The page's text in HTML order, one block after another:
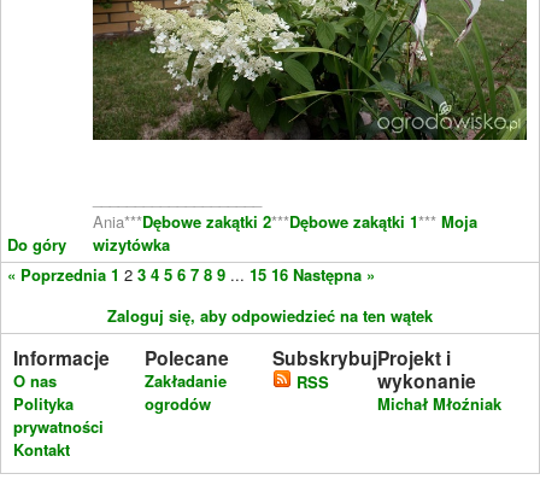
Do góry
Ania***Dębowe zakątki 2***Dębowe zakątki 1*** Moja
wizytówka
« Poprzednia 1 2 3 4 5 6 7 8 9 ... 15 16 Następna »
Zaloguj się, aby odpowiedzieć na ten wątek
Informacje
O nas
Polityka
prywatności
Kontakt
Polecane
Zakładanie
ogrodów
Subskrybuj
RSS
Projekt i
wykonanie
Michał Młoźniak